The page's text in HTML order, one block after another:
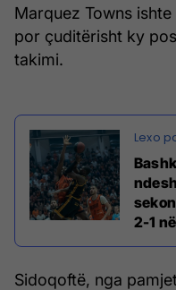
Marquez Towns
por çuditërisht ky
takimi.
2-1
Sidoqoftë, nga